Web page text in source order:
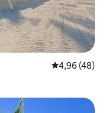
4,96 de uma
4,96 (48)